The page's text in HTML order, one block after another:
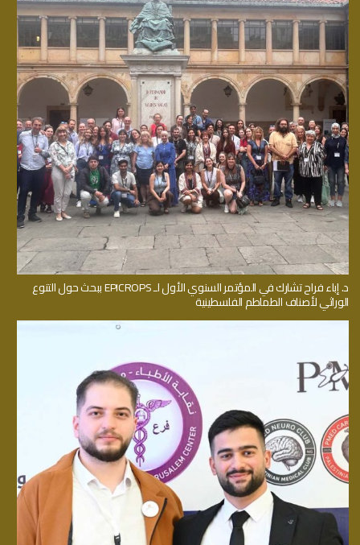
د. إباء فراح تشارك في المؤتمر السنوي الأول لـ EPICROPS ببحث حول التنوع
الوراثي لأصناف الطماطم الفلسطينية